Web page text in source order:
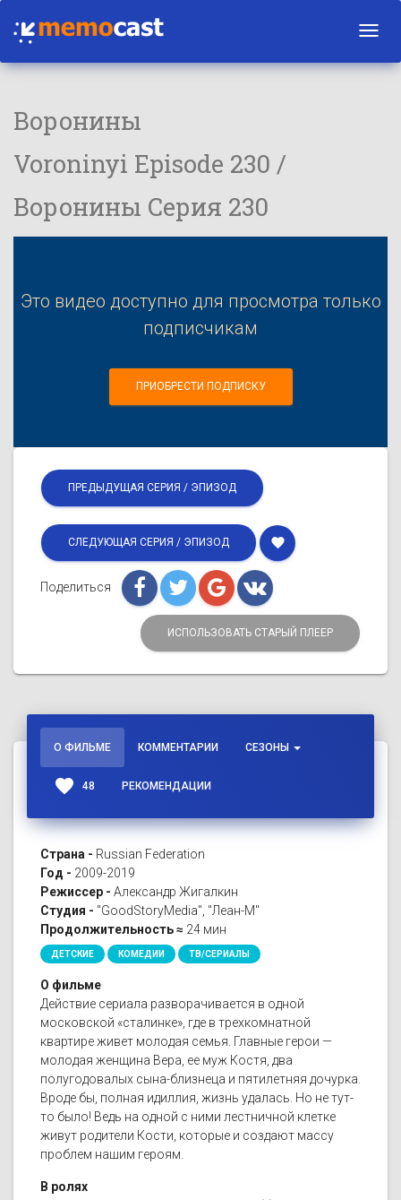
Воронины
Voroninyi Episode 230 /
Воронины Серия 230
Это видео доступно для просмотра только
подписчикам
ПРИОБРЕСТИ ПОДПИСКУ
ПРЕДЫДУЩАЯ СЕРИЯ / ЭПИЗОД
СЛЕДУЮЩАЯ СЕРИЯ / ЭПИЗОД favorite
Поделиться
ИСПОЛЬЗОВАТЬ СТАРЫЙ ПЛЕЕР
О ФИЛЬМЕ КОММЕНТАРИИ СЕЗОНЫ
favorite 48 РЕКОМЕНДАЦИИ
Страна - Russian Federation
Год - 2009-2019
Режиссер - Александр Жигалкин
Студия - "GoodStoryMedia", "Леан-М"
Продолжительность ≈ 24 мин
ДЕТСКИЕ КОМЕДИИ ТВ/СЕРИАЛЫ
О фильме
Действие сериала разворачивается в одной
московской «сталинке», где в трехкомнатной
квартире живет молодая семья. Главные герои —
молодая женщина Вера, ее муж Костя, два
полугодовалых сына-близнеца и пятилетняя дочурка.
Вроде бы, полная идиллия, жизнь удалась. Но не тут-
то было! Ведь на одной с ними лестничной клетке
живут родители Кости, которые и создают массу
проблем нашим героям.
В ролях